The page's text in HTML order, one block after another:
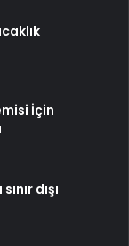
İçin
dışı